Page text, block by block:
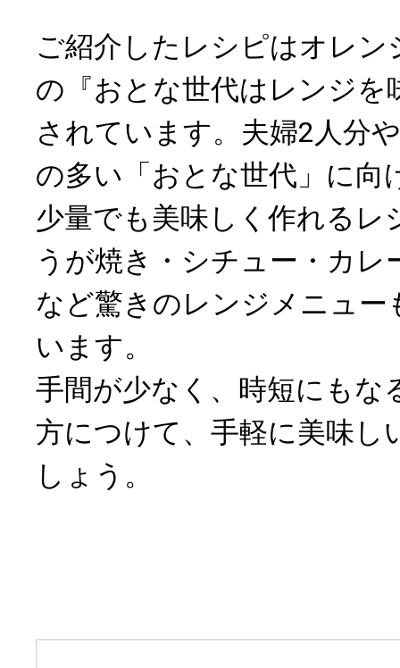
ご紹介したレシピはオレン
の『おとな世代はレンジを
されています。夫婦2人分
の多い「おとな世代」に向
少量でも美味しく作れるレ
うが焼き・シチュー・カレ
など驚きのレンジメニュー
います。
手間が少なく、時短にもな
方につけて、手軽に美味し
しょう。